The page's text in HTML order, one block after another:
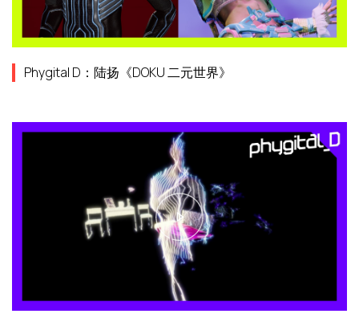
Phygital D：陆扬《DOKU 二元世界》